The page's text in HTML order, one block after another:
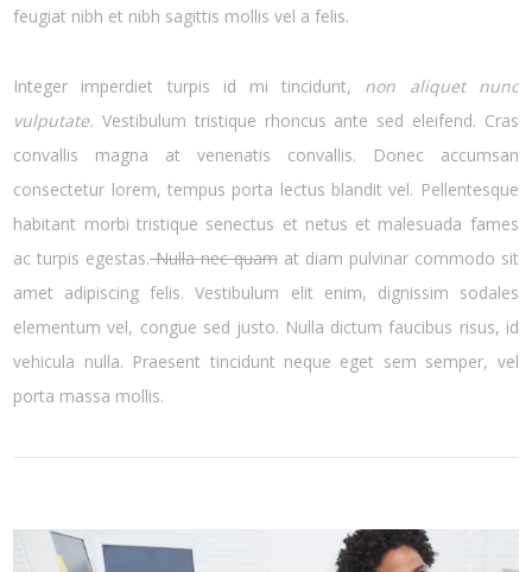
feugiat nibh et nibh sagittis mollis vel a felis.
Integer imperdiet turpis id mi tincidunt, non aliquet nunc
vulputate. Vestibulum tristique rhoncus ante sed eleifend. Cras
convallis magna at venenatis convallis. Donec accumsan
consectetur lorem, tempus porta lectus blandit vel. Pellentesque
habitant morbi tristique senectus et netus et malesuada fames
ac turpis egestas.Nulla nec quam at diam pulvinar commodo sit
amet adipiscing felis. Vestibulum elit enim, dignissim sodales
elementum vel, congue sed justo. Nulla dictum faucibus risus, id
vehicula nulla. Praesent tincidunt neque eget sem semper, vel
porta massa mollis.